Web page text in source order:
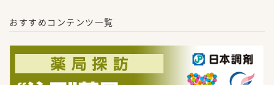
おすすめコンテンツ一覧